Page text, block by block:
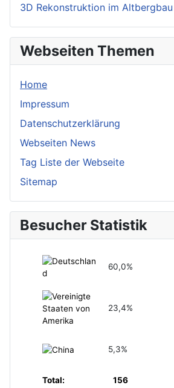
3D Rekonstruktion im Altbergbau
Webseiten Themen
Home
Impressum
Datenschutzerklärung
Webseiten News
Tag Liste der Webseite
Sitemap
Besucher Statistik
60,0%
23,4%
5,3%
Total: 156